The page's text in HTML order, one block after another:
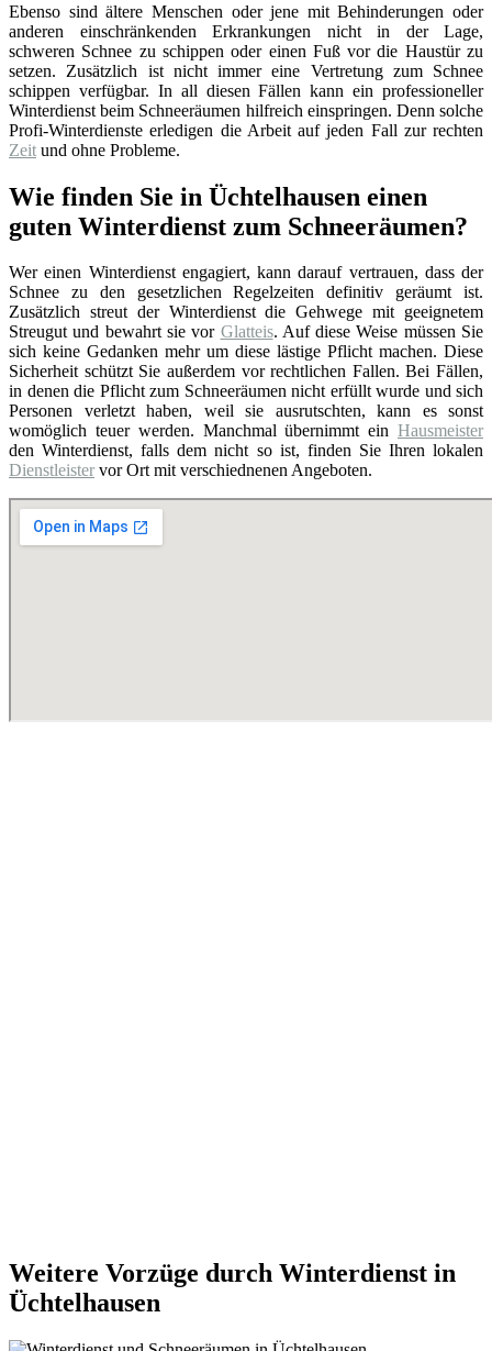
Ebenso sind ältere Menschen oder jene mit Behinderungen oder
anderen einschränkenden Erkrankungen nicht in der Lage,
schweren Schnee zu schippen oder einen Fuß vor die Haustür zu
setzen. Zusätzlich ist nicht immer eine Vertretung zum Schnee
schippen verfügbar. In all diesen Fällen kann ein professioneller
Winterdienst beim Schneeräumen hilfreich einspringen. Denn solche
Profi-Winterdienste erledigen die Arbeit auf jeden Fall zur rechten
Zeit und ohne Probleme.
Wie finden Sie in Üchtelhausen einen
guten Winterdienst zum Schneeräumen?
Wer einen Winterdienst engagiert, kann darauf vertrauen, dass der
Schnee zu den gesetzlichen Regelzeiten definitiv geräumt ist.
Zusätzlich streut der Winterdienst die Gehwege mit geeignetem
Streugut und bewahrt sie vor Glatteis. Auf diese Weise müssen Sie
sich keine Gedanken mehr um diese lästige Pflicht machen. Diese
Sicherheit schützt Sie außerdem vor rechtlichen Fallen. Bei Fällen,
in denen die Pflicht zum Schneeräumen nicht erfüllt wurde und sich
Personen verletzt haben, weil sie ausrutschten, kann es sonst
womöglich teuer werden. Manchmal übernimmt ein Hausmeister
den Winterdienst, falls dem nicht so ist, finden Sie Ihren lokalen
Dienstleister vor Ort mit verschiednenen Angeboten.
Weitere Vorzüge durch Winterdienst in
Üchtelhausen